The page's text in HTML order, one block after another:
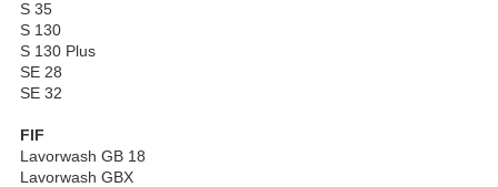
S 35
S 130
S 130 Plus
SE 28
SE 32
FIF
Lavorwash GB 18
Lavorwash GBX